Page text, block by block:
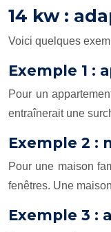
14 kw :
Voici quelques
Exemple 1 :
Pour un
entraînerait une
Exemple 2 :
Pour une maison
fenêtres. Une
Exemple 3 :